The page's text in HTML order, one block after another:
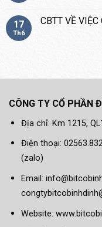
17
Th6
CBTT VỀ VIỆC
CÔNG TY CỔ PHẦN
Địa chỉ: Km 1215,
Điện thoại:
(zalo)
Email:
Website: